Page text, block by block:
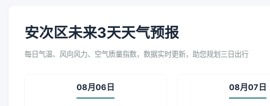
安次区未来3天天气预报
每日气温、风向风力、空气质量指数，数据实时更新，助您规划三日出行
08月06日 08月07日